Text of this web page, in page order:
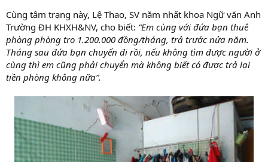
Cùng tâm trạng này, Lệ Thao, SV năm nhất khoa Ngữ văn Anh
Trường ĐH KHXH&NV, cho biết: “Em cùng với đứa bạn thuê
phòng phòng trọ 1.200.000 đồng/tháng, trả trước nửa năm.
Tháng sau đứa bạn chuyển đi rồi, nếu không tìm được người ở
cùng thì em cũng phải chuyển mà không biết có được trả lại
tiền phòng không nữa”.